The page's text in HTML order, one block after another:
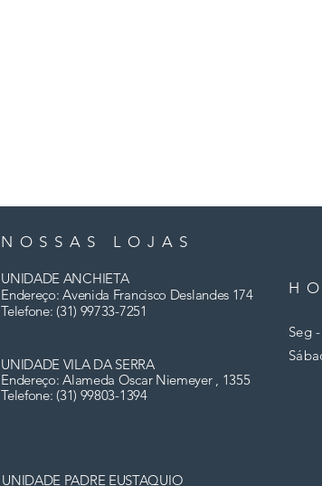
NOSSAS LOJAS
UNIDADE ANCHIETA
Endereço: Avenida Francisco Deslandes 174
Telefone: (31) 99733-7251
Seg
UNIDADE VILA DA SERRA
Endereço: Alameda Oscar Niemeyer , 1355
Telefone: (31) 99803-1394
UNIDADE PADRE EUSTAQUIO